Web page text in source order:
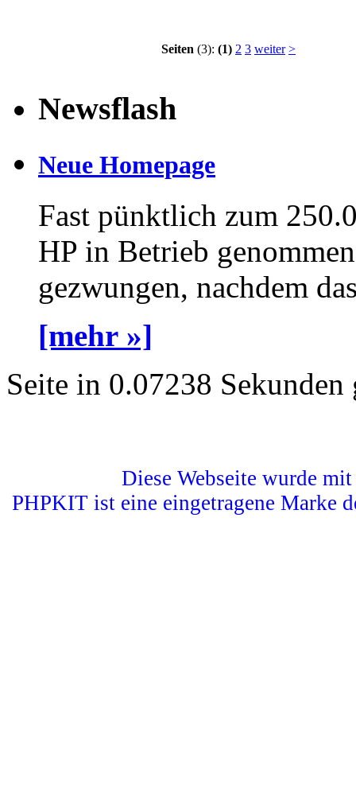
Seiten (3): (1) 2 3 weiter >
Newsflash
Neue Homepage
Fast pünktlich zum
HP in Betrieb
gezwungen, nachdem
[mehr »]
Seite in 0.07238 Sekunden
Diese Webseite wurde
PHPKIT ist eine eingetragene Marke